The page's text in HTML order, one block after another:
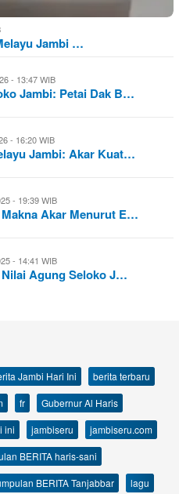
Jambi …
- 13:47 WIB
Jambi: Petai Dak B…
- 16:20 WIB
Jambi: Akar Kuat…
- 19:39 WIB
Akar Menurut E…
- 14:41 WIB
Agung Seloko J…
Jambi Hari Ini
berita terbaru
fr
Gubernur Al Haris
ini jambiseru
jambiseru.com
BERITA haris-sani
BERITA Tanjabbar
lagu